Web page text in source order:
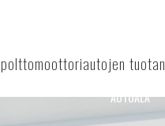
polttomoottoriautojen
AUTOALA